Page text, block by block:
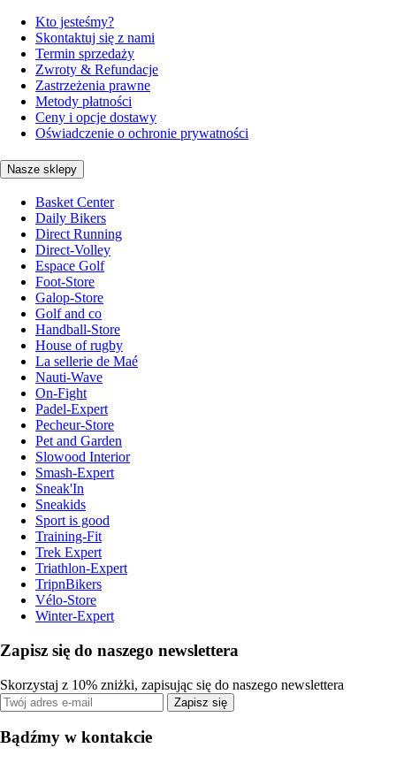
Kto jesteśmy?
Skontaktuj się z nami
Termin sprzedaży
Zwroty & Refundacje
Zastrzeżenia prawne
Metody płatności
Ceny i opcje dostawy
Oświadczenie o ochronie prywatności
Nasze sklepy
Basket Center
Daily Bikers
Direct Running
Direct-Volley
Espace Golf
Foot-Store
Galop-Store
Golf and co
Handball-Store
House of rugby
La sellerie de Maé
Nauti-Wave
On-Fight
Padel-Expert
Pecheur-Store
Pet and Garden
Slowood Interior
Smash-Expert
Sneak'In
Sneakids
Sport is good
Training-Fit
Trek Expert
Triathlon-Expert
TripnBikers
Vélo-Store
Winter-Expert
Zapisz się do naszego newslettera
Skorzystaj z 10% zniżki, zapisując się do naszego newslettera
Zapisz się
Bądźmy w kontakcie